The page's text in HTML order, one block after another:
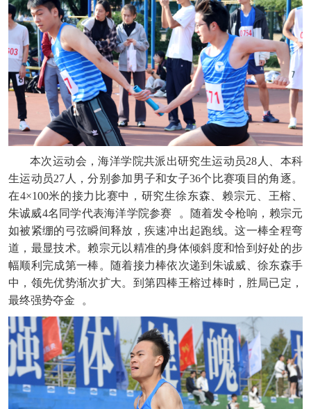
本次运动会，海洋学院共派出研究生运动员28人、本科
生运动员27人，分别参加男子和女子36个比赛项目的角逐。
在4×100米的接力比赛中，研究生徐东森、赖宗元、王榕、
朱诚威4名同学代表海洋学院参赛
。随着发令枪响，赖宗元
如被紧绷的弓弦瞬间释放，疾速冲出起跑线。这一棒全程弯
道，最显技术。赖宗元以精准的身体倾斜度和恰到好处的步
幅顺利完成第一棒。随着接力棒依次递到朱诚威、徐东森手
中，领先优势渐次扩大。到第四棒王榕过棒时，胜局已定，
最终强势夺金
。